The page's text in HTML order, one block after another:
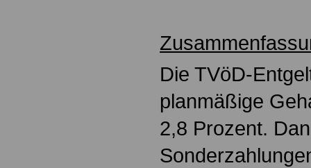
Die TVöD-
planmäßige
2,8 Prozent.